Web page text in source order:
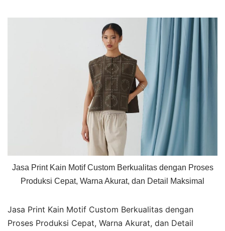
Jasa Print Kain Motif Custom Berkualitas dengan Proses
Produksi Cepat, Warna Akurat, dan Detail Maksimal
Jasa Print Kain Motif Custom Berkualitas dengan
Proses Produksi Cepat, Warna Akurat, dan Detail